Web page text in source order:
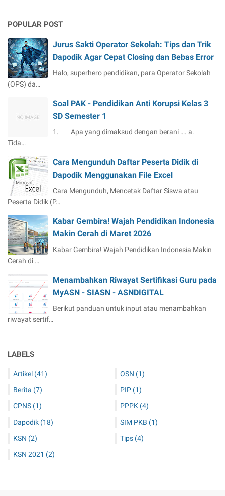
POPULAR POST
Jurus Sakti Operator Sekolah: Tips dan Trik
Dapodik Agar Cepat Closing dan Bebas Error
Halo, superhero pendidikan, para Operator Sekolah
(OPS) da…
Soal PAK - Pendidikan Anti Korupsi Kelas 3
SD Semester 1
1. Apa yang dimaksud dengan berani …. a.
Tida…
Cara Mengunduh Daftar Peserta Didik di
Dapodik Menggunakan File Excel
Cara Mengunduh, Mencetak Daftar Siswa atau
Peserta Didik (P…
Kabar Gembira! Wajah Pendidikan Indonesia
Makin Cerah di Maret 2026
Kabar Gembira! Wajah Pendidikan Indonesia Makin
Cerah di …
Menambahkan Riwayat Sertifikasi Guru pada
MyASN - SIASN - ASNDIGITAL
Berikut panduan untuk input atau menambahkan
riwayat sertif…
LABELS
Artikel (41)
Berita (7)
CPNS (1)
Dapodik (18)
KSN (2)
KSN 2021 (2)
OSN (1)
PIP (1)
PPPK (4)
SIM PKB (1)
Tips (4)